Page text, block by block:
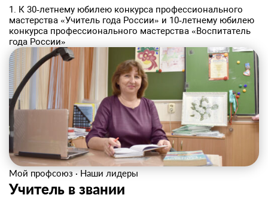
1. К 30‑летнему юбилею конкурса профессионального
мастерства «Учитель года России» и 10‑летнему юбилею
конкурса профессионального мастерства «Воспитатель
года России»
Мой профсоюз · Наши лидеры
Учитель в звании